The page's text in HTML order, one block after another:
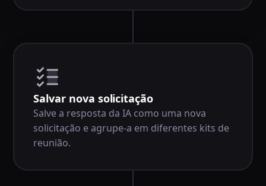
Salvar nova solicitação
Salve a resposta da IA como uma nova
solicitação e agrupe-a em diferentes kits de
reunião.